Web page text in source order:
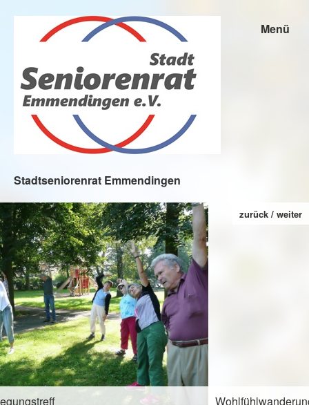
Stadtseniorenrat Emmendingen
Menü
Wohlfühlwanderung
zurück weiter